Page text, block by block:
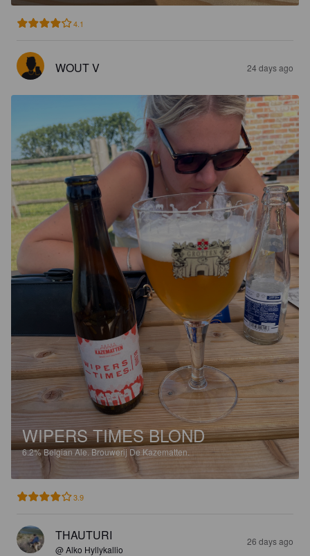
4.1
WOUT V 24 days ago
WIPERS TIMES BLOND
6.2%Belgian Ale.Brouwerij De Kazematten.
3.9
THAUTURI
@ Alko Hyllykallio
26 days ago